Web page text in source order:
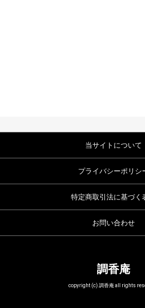
当サイトについて
プライバシーポリシ
特定商取引法に基づく
お問い合わせ
調香庵
copyright (c) 調香庵 all rights